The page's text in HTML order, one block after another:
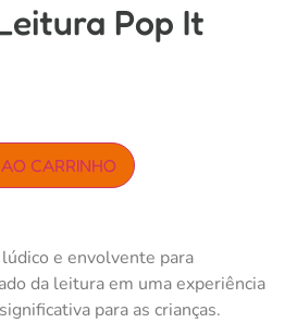
Pop It
CARRINHO
e envolvente para
da leitura em uma experiência
para as crianças.